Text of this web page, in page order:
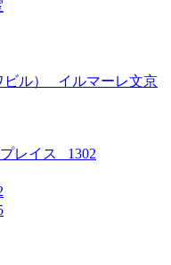
ル） イルマーレ文京
レイス 1302